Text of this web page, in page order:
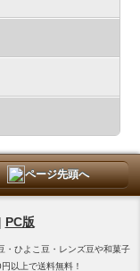
ページ先頭へ
PC版
・ひよこ豆・レンズ豆や和菓子
以上で送料無料！